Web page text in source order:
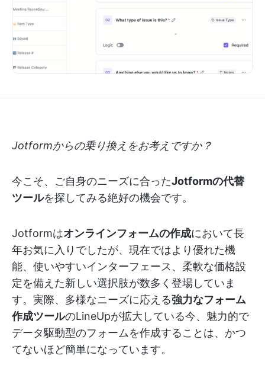
Jotformからの乗り換えをお考えですか？
今こそ、ご自身のニーズに合ったJotformの代替
ツールを探してみる絶好の機会です。
Jotformはオンラインフォームの作成において長
年お気に入りでしたが、現在ではより優れた機
能、使いやすいインターフェース、柔軟な価格設
定を備えた新しい選択肢が数多く登場していま
す。実際、多様なニーズに応える強力なフォーム
作成ツールのLineUpが拡大している今、魅力的で
データ駆動型のフォームを作成することは、かつ
てないほど簡単になっています。